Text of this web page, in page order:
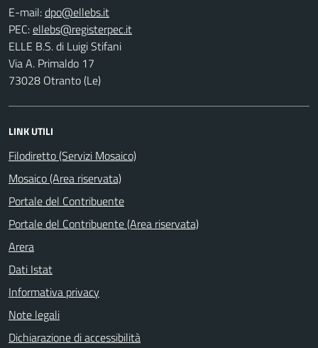
E-mail:
PEC:
ELLE B.S. di Luigi Stifani
Via A. Primaldo 17
73028 Otranto (Le)
LINK UTILI
Filodiretto (Servizi Mosaico)
Mosaico (Area riservata)
Portale del Contribuente
Portale del Contribuente (Area riservata)
Arera
Dati Istat
Informativa privacy
Note legali
Dichiarazione di accessibilità